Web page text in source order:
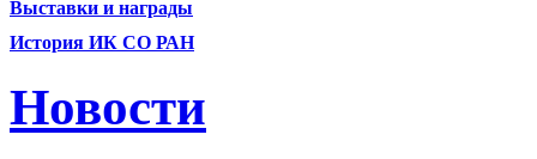
Выставки и награды
История ИК СО РАН
Новости